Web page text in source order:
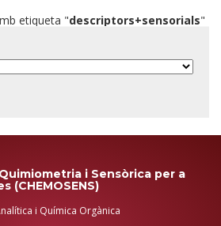
etiqueta "descriptors+sensorials"
i Sensòrica per a
(CHEMOSENS)
i Química Orgànica